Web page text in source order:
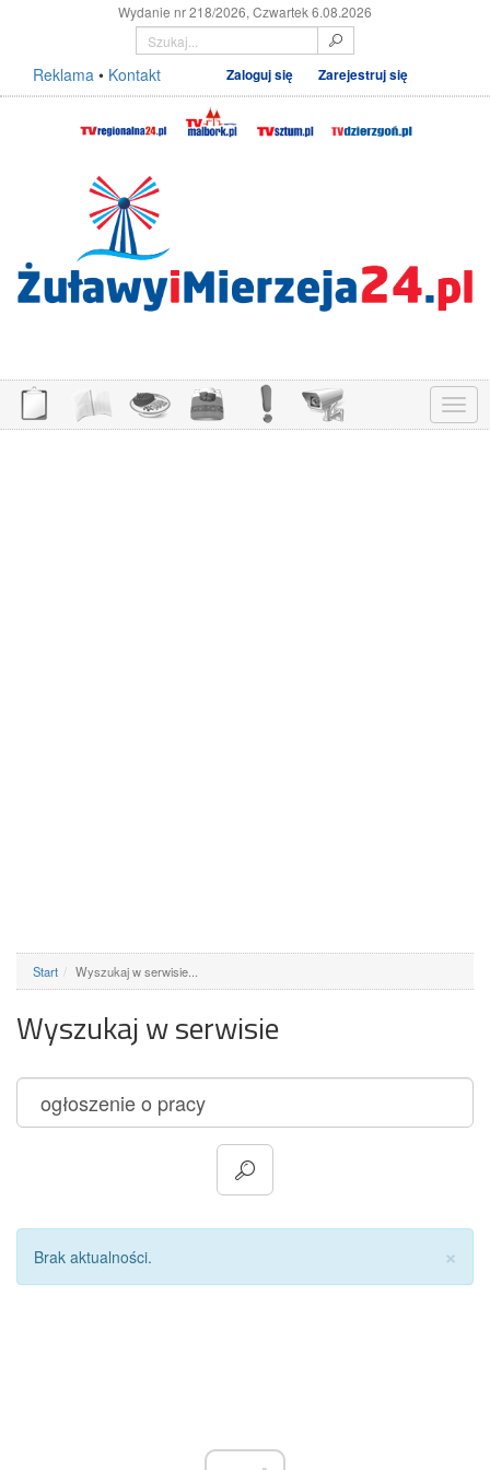
Wydanie nr 218/2026, Czwartek 6.08.2026
Reklama • Kontakt Zaloguj się Zarejestruj się
Menu
Start Wyszukaj w serwisie...
Wyszukaj w serwisie
×
Brak aktualności.